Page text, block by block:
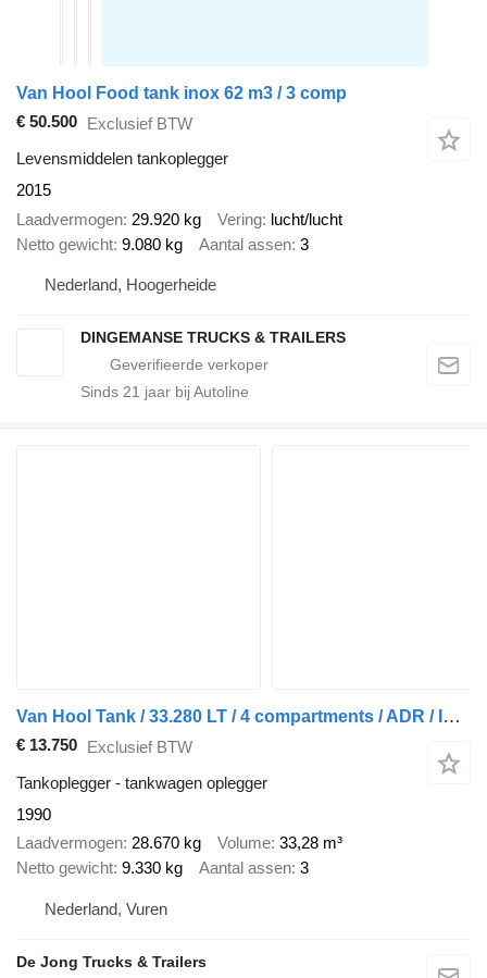
Van Hool Food tank inox 62 m3 / 3 comp
€ 50.500 Exclusief BTW
Levensmiddelen tankoplegger
2015
Laadvermogen 29.920 kg Vering lucht/lucht
Netto gewicht 9.080 kg Aantal assen 3
Nederland, Hoogerheide
DINGEMANSE TRUCKS & TRAILERS
Sinds 21 jaar bij Autoline
Van Hool Tank / 33.280 LT / 4 compartments / ADR / Inox
€ 13.750 Exclusief BTW
Tankoplegger - tankwagen oplegger
1990
Laadvermogen 28.670 kg Volume 33,28 m³
Netto gewicht 9.330 kg Aantal assen 3
Nederland, Vuren
De Jong Trucks & Trailers